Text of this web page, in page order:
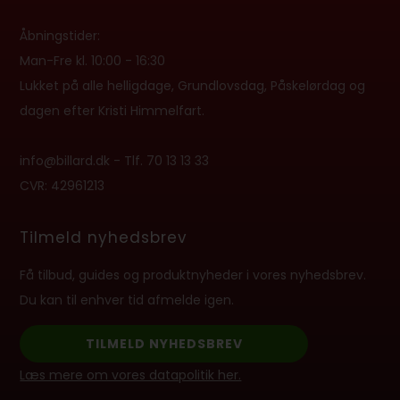
Åbningstider:
Man-Fre kl. 10:00 - 16:30
Lukket på alle helligdage, Grundlovsdag, Påskelørdag og
dagen efter Kristi Himmelfart.
info@billard.dk - Tlf. 70 13 13 33
CVR: 42961213
Tilmeld nyhedsbrev
Få tilbud, guides og produktnyheder i vores nyhedsbrev.
Du kan til enhver tid afmelde igen.
TILMELD NYHEDSBREV
Læs mere om vores datapolitik her.